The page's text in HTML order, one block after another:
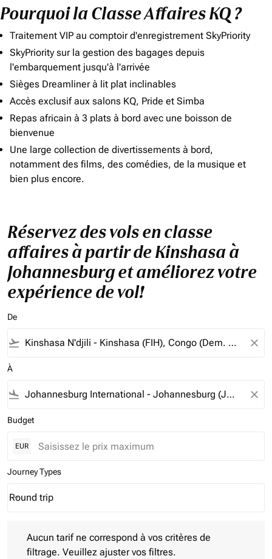
Pourquoi la Classe Affaires KQ ?
Traitement VIP au comptoir d'enregistrement SkyPriority
SkyPriority sur la gestion des bagages depuis
l'embarquement jusqu'à l'arrivée
Sièges Dreamliner à lit plat inclinables
Accès exclusif aux salons KQ, Pride et Simba
Repas africain à 3 plats à bord avec une boisson de
bienvenue
Une large collection de divertissements à bord,
notamment des films, des comédies, de la musique et
bien plus encore.
Réservez des vols en classe
affaires à partir de Kinshasa à
Johannesburg et améliorez votre
expérience de vol!
De
flight_takeoff close
À
flight_land close
Budget
EUR
Journey Types
Journey Types option Round trip Selected
Round trip
keyboard_arrow_down
Aucun tarif ne correspond à vos critères de
filtrage. Veuillez ajuster vos filtres.